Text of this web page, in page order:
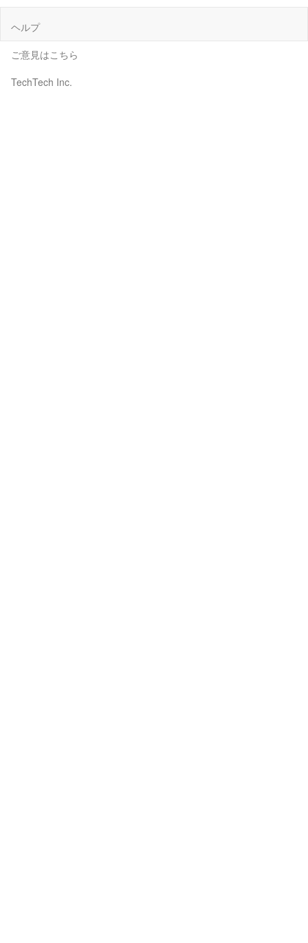
ヘルプ
ご意見はこちら
TechTech Inc.